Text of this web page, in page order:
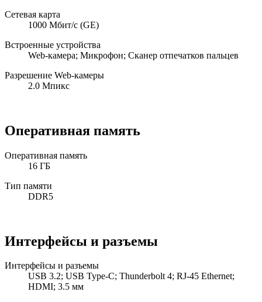
Сетевая карта
1000 Мбит/с (GE)
Встроенные устройства
Web-камера; Микрофон; Сканер отпечатков пальцев
Разрешение Web-камеры
2.0 Мпикс
Оперативная память
Оперативная память
16 ГБ
Тип памяти
DDR5
Интерфейсы и разъемы
Интерфейсы и разъемы
USB 3.2; USB Type-C; Thunderbolt 4; RJ-45 Ethernet;
HDMI; 3.5 мм